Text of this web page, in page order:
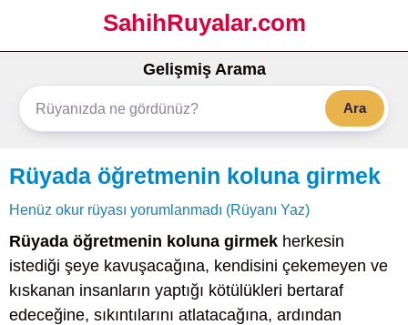
SahihRuyalar.com
Gelişmiş Arama
Ara
Rüyada öğretmenin koluna girmek
Henüz okur rüyası yorumlanmadı (Rüyanı Yaz)
Rüyada öğretmenin koluna girmek herkesin
istediği şeye kavuşacağına, kendisini çekemeyen ve
kıskanan insanların yaptığı kötülükleri bertaraf
edeceğine, sıkıntılarını atlatacağına, ardından